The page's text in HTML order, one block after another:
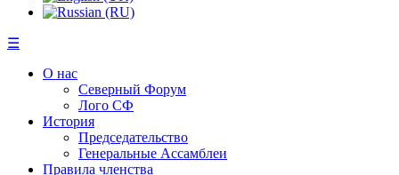
☰
О нас
Северный Форум
Лого СФ
История
Председательство
Генеральные Ассамблеи
Правила членства